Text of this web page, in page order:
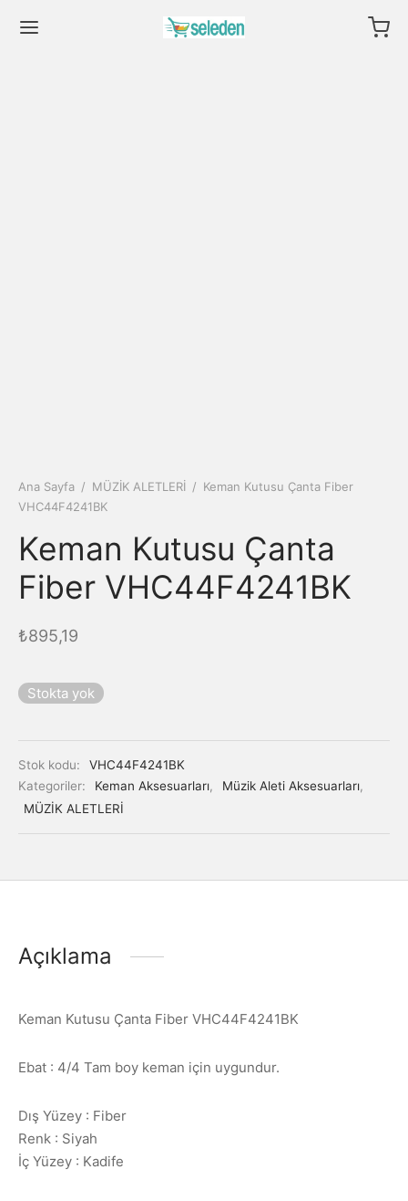
Ana Sayfa / MÜZİK ALETLERİ / Keman Kutusu Çanta Fiber
VHC44F4241BK
Keman Kutusu Çanta
Fiber VHC44F4241BK
₺895,19
Stokta yok
Stok kodu:
VHC44F4241BK
Kategoriler:
Keman Aksesuarları, Müzik Aleti Aksesuarları,
MÜZİK ALETLERİ
Açıklama
Keman Kutusu Çanta Fiber VHC44F4241BK
Ebat : 4/4 Tam boy keman için uygundur.
Dış Yüzey : Fiber
Renk : Siyah
İç Yüzey : Kadife